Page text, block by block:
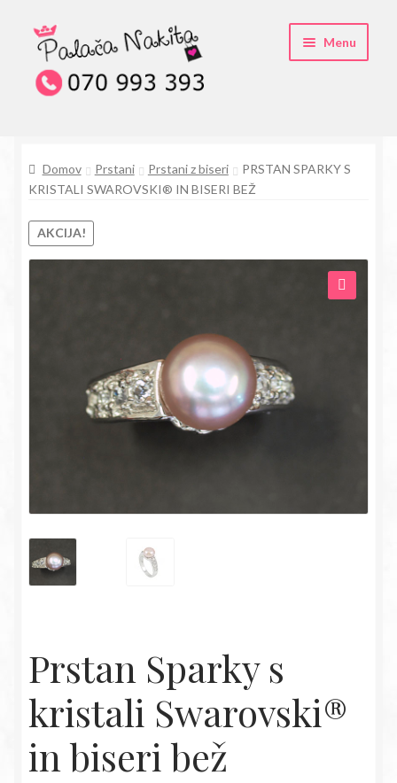
Skip
to
navigation
Skip
to
content
Menu
Pogosta vprašanja
Kontakt
Trgovina
Domov Prstani Prstani z biseri
PRSTAN SPARKY S
KRISTALI SWAROVSKI® IN BISERI BEŽ
AKCIJA!
Prstan Sparky s
kristali Swarovski®
in biseri bež